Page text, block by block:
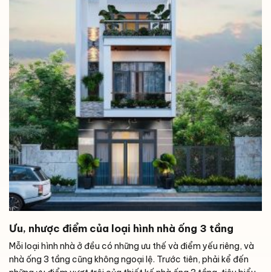
Ưu, nhược điểm của loại hình nhà ống 3 tầng
Mỗi loại hình nhà ở đều có những ưu thế và điểm yếu riêng, và
nhà ống 3 tầng cũng không ngoại lệ. Trước tiên, phải kể đến